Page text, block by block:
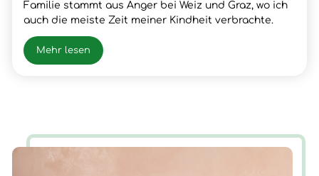
Familie stammt aus Anger bei Weiz und Graz, wo ich
auch die meiste Zeit meiner Kindheit verbrachte.
Nach meinem Schulabschluss lernte ich den Beruf
meines Vaters, Fleischer, wo ich dann auch die
Gesellen- und Meister Prüfung positiv absolvierte.
brachte. Nun ist die Zeit gekommen, wieder AUF ZU
Mehr lesen